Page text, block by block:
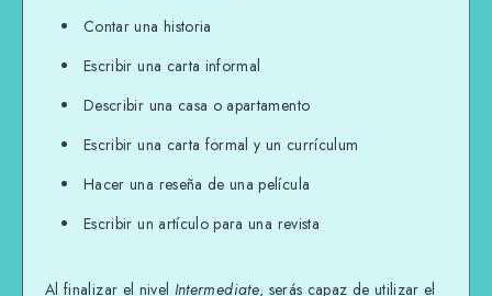
Contar una historia
Escribir una carta informal
Describir una casa o apartamento
Escribir una carta formal y un currículum
Hacer una reseña de una película
Escribir un artículo para una revista
Al finalizar el nivel Intermediate, serás capaz de utilizar el